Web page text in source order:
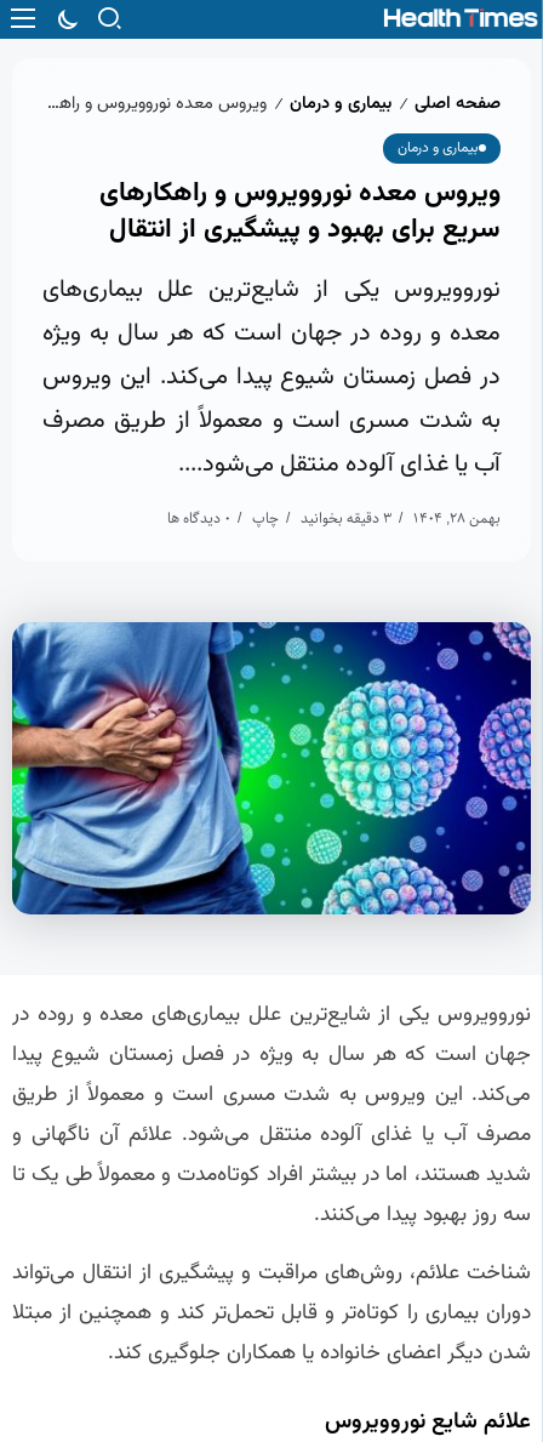
صفحه اصلی / بیماری و درمان / ویروس معده نوروویروس و راهکارهای سریع برای بهبود و پیشگیری از انتقال
بیماری و درمان
ویروس معده نوروویروس و راهکارهای
سریع برای بهبود و پیشگیری از انتقال
نوروویروس یکی از شایع‌ترین علل بیماری‌های
معده و روده در جهان است که هر سال به ویژه
در فصل زمستان شیوع پیدا می‌کند. این ویروس
به شدت مسری است و معمولاً از طریق مصرف
آب یا غذای آلوده منتقل می‌شود....
بهمن 28, 1404 3 دقیقه بخوانید چاپ 0 دیدگاه ها
نوروویروس یکی از شایع‌ترین علل بیماری‌های معده و روده در
جهان است که هر سال به ویژه در فصل زمستان شیوع پیدا
می‌کند. این ویروس به شدت مسری است و معمولاً از طریق
مصرف آب یا غذای آلوده منتقل می‌شود. علائم آن ناگهانی و
شدید هستند، اما در بیشتر افراد کوتاه‌مدت و معمولاً طی یک تا
سه روز بهبود پیدا می‌کنند.
شناخت علائم، روش‌های مراقبت و پیشگیری از انتقال می‌تواند
دوران بیماری را کوتاه‌تر و قابل تحمل‌تر کند و همچنین از مبتلا
شدن دیگر اعضای خانواده یا همکاران جلوگیری کند.
علائم شایع نوروویروس